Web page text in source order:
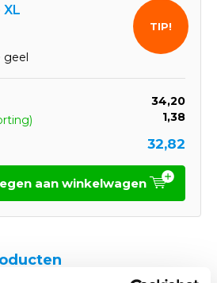
geel
34,20
1,38
32,82
TIP!
aan winkelwagen